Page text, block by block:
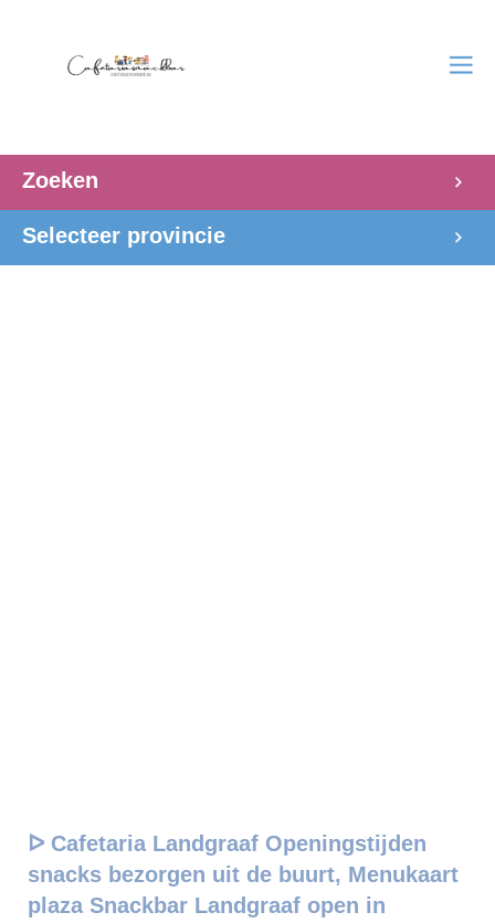
Zoeken
Selecteer provincie
ᐅ Cafetaria Landgraaf Openingstijden
snacks bezorgen uit de buurt, Menukaart
plaza Snackbar Landgraaf open in